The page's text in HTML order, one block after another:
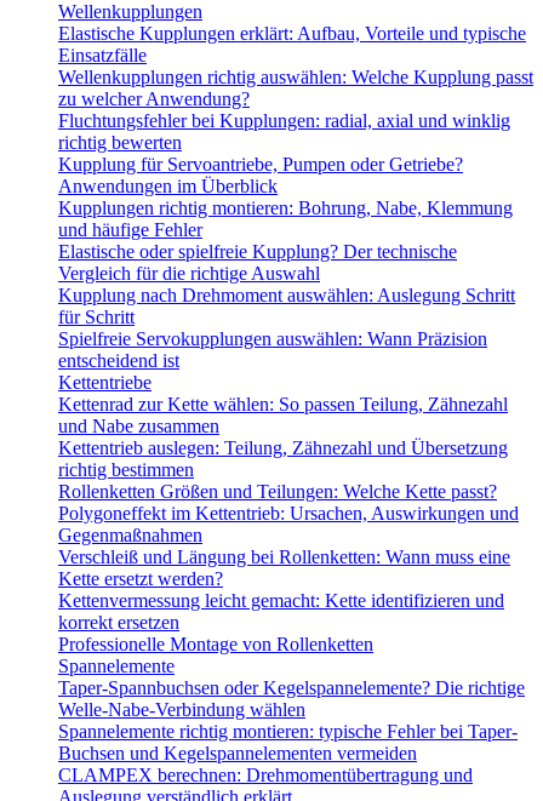
Wellenkupplungen
Elastische Kupplungen erklärt: Aufbau, Vorteile und typische
Einsatzfälle
Wellenkupplungen richtig auswählen: Welche Kupplung passt
zu welcher Anwendung?
Fluchtungsfehler bei Kupplungen: radial, axial und winklig
richtig bewerten
Kupplung für Servoantriebe, Pumpen oder Getriebe?
Anwendungen im Überblick
Kupplungen richtig montieren: Bohrung, Nabe, Klemmung
und häufige Fehler
Elastische oder spielfreie Kupplung? Der technische
Vergleich für die richtige Auswahl
Kupplung nach Drehmoment auswählen: Auslegung Schritt
für Schritt
Spielfreie Servokupplungen auswählen: Wann Präzision
entscheidend ist
Kettentriebe
Kettenrad zur Kette wählen: So passen Teilung, Zähnezahl
und Nabe zusammen
Kettentrieb auslegen: Teilung, Zähnezahl und Übersetzung
richtig bestimmen
Rollenketten Größen und Teilungen: Welche Kette passt?
Polygoneffekt im Kettentrieb: Ursachen, Auswirkungen und
Gegenmaßnahmen
Verschleiß und Längung bei Rollenketten: Wann muss eine
Kette ersetzt werden?
Kettenvermessung leicht gemacht: Kette identifizieren und
korrekt ersetzen
Professionelle Montage von Rollenketten
Spannelemente
Taper-Spannbuchsen oder Kegelspannelemente? Die richtige
Welle-Nabe-Verbindung wählen
Spannelemente richtig montieren: typische Fehler bei Taper-
Buchsen und Kegelspannelementen vermeiden
CLAMPEX berechnen: Drehmomentübertragung und
Auslegung verständlich erklärt